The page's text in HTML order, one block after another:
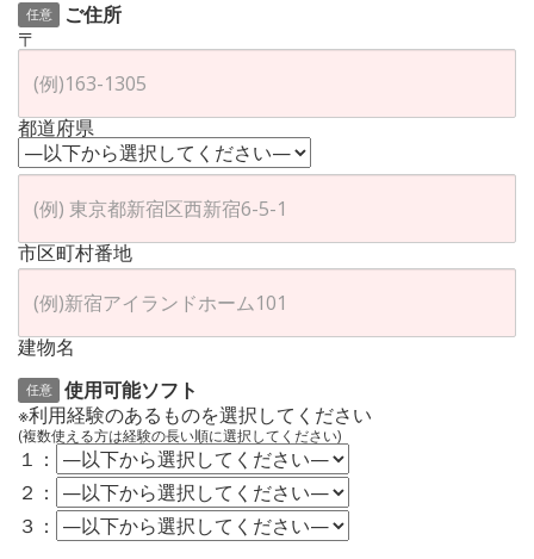
任意
ご住所
〒
都道府県
市区町村番地
建物名
任意
使用可能ソフト
※利用経験のあるものを選択してください
(複数使える方は経験の長い順に選択してください)
１：
２：
３：